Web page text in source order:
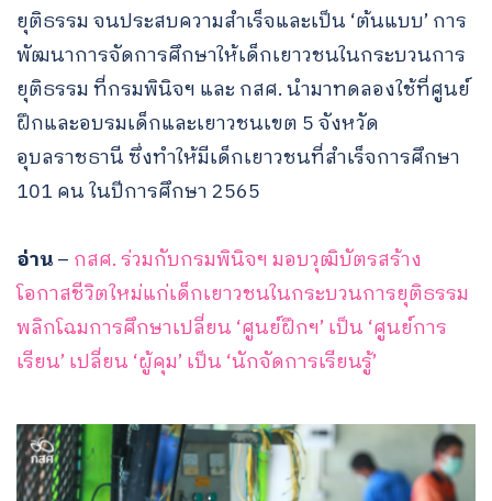
ยุติธรรม จนประสบความสำเร็จและเป็น ‘ต้นแบบ’ การ
พัฒนาการจัดการศึกษาให้เด็กเยาวชนในกระบวนการ
ยุติธรรม ที่กรมพินิจฯ และ กสศ. นำมาทดลองใช้ที่ศูนย์
ฝึกและอบรมเด็กและเยาวชนเขต 5 จังหวัด
อุบลราชธานี ซึ่งทำให้มีเด็กเยาวชนที่สำเร็จการศึกษา
101 คน ในปีการศึกษา 2565
อ่าน– กสศ. ร่วมกับกรมพินิจฯ มอบวุฒิบัตรสร้าง
โอกาสชีวิตใหม่แก่เด็กเยาวชนในกระบวนการยุติธรรม
พลิกโฉมการศึกษาเปลี่ยน ‘ศูนย์ฝึกฯ’ เป็น ‘ศูนย์การ
เรียน’ เปลี่ยน ‘ผู้คุม’ เป็น ‘นักจัดการเรียนรู้’